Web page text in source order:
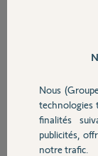
Sécurité
Domotique
je n'arrive pas a
l'application
de plus je ne vois
demander à
erreur .
Pin:2025-1218-
Merci,
Nous
technologies
finalités
publicités,
notre trafic.